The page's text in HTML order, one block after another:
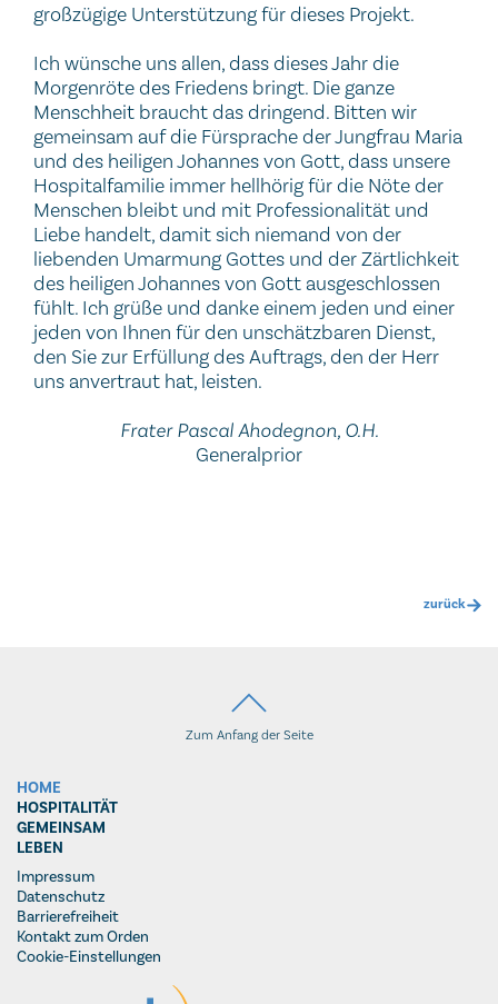
großzügige Unterstützung für dieses Projekt.
Ich wünsche uns allen, dass dieses Jahr die
Morgenröte des Friedens bringt. Die ganze
Menschheit braucht das dringend. Bitten wir
gemeinsam auf die Fürsprache der Jungfrau Maria
und des heiligen Johannes von Gott, dass unsere
Hospitalfamilie immer hellhörig für die Nöte der
Menschen bleibt und mit Professionalität und
Liebe handelt, damit sich niemand von der
liebenden Umarmung Gottes und der Zärtlichkeit
des heiligen Johannes von Gott ausgeschlossen
fühlt. Ich grüße und danke einem jeden und einer
jeden von Ihnen für den unschätzbaren Dienst,
den Sie zur Erfüllung des Auftrags, den der Herr
uns anvertraut hat, leisten.
Frater Pascal Ahodegnon, O.H.
Generalprior
zurück
Zum Anfang der Seite
HOME
HOSPITALITÄT
GEMEINSAM
LEBEN
Impressum
Datenschutz
Barrierefreiheit
Kontakt zum Orden
Cookie-Einstellungen